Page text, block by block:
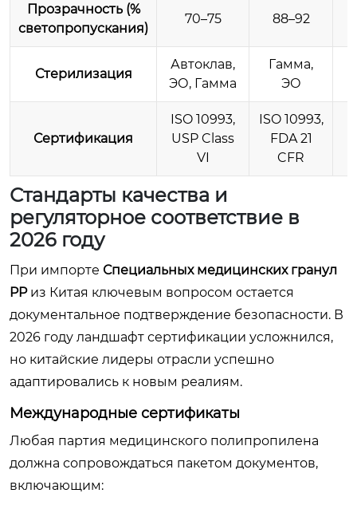
Прозрачность (%
светопропускания)
70–75 88–92
Стерилизация
Автоклав,
ЭО, Гамма
Гамма,
ЭО
Сертификация
ISO 10993,
USP Class
VI
ISO 10993,
FDA 21
CFR
Стандарты качества и
регуляторное соответствие в
2026 году
При импорте Специальных медицинских гранул
PPиз Китая ключевым вопросом остается
документальное подтверждение безопасности. В
2026 году ландшафт сертификации усложнился,
но китайские лидеры отрасли успешно
адаптировались к новым реалиям.
Международные сертификаты
Любая партия медицинского полипропилена
должна сопровождаться пакетом документов,
включающим: